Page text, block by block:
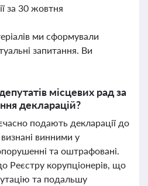
за 30 жовтня
ми сформували
запитання. Ви
місцевих рад за
декларацій?
подають декларації до
винними у
та оштрафовані.
Реєстру корупціонерів, що
та подальшу